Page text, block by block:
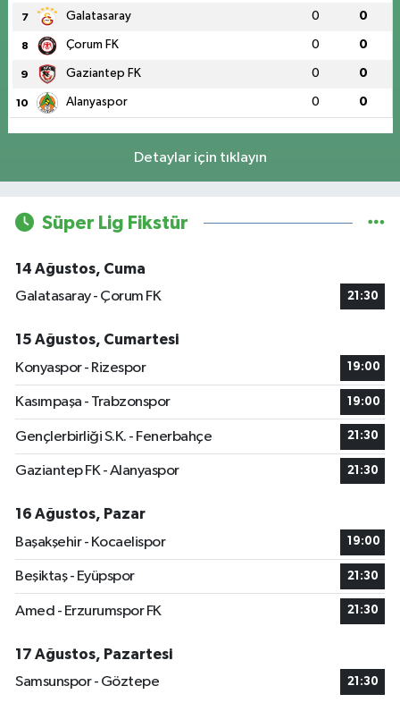
7 Galatasaray 0 0
8 Çorum FK 0 0
9 Gaziantep FK 0 0
10 Alanyaspor 0 0
Detaylar için tıklayın
Süper Lig Fikstür
14 Ağustos, Cuma
Galatasaray - Çorum FK
21:30
15 Ağustos, Cumartesi
Konyaspor - Rizespor
19:00
Kasımpaşa - Trabzonspor 19:00
Gençlerbirliği S.K. - Fenerbahçe 21:30
Gaziantep FK - Alanyaspor 21:30
16 Ağustos, Pazar
Başakşehir - Kocaelispor
19:00
Beşiktaş - Eyüpspor 21:30
Amed - Erzurumspor FK 21:30
17 Ağustos, Pazartesi
Samsunspor - Göztepe
21:30